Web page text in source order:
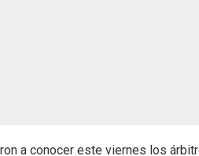
a conocer este viernes los